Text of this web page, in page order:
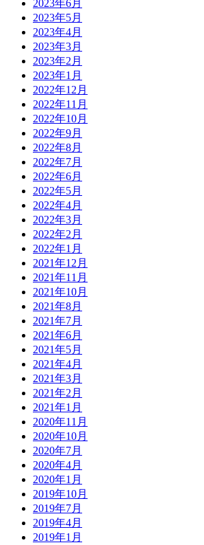
2023年6月
2023年5月
2023年4月
2023年3月
2023年2月
2023年1月
2022年12月
2022年11月
2022年10月
2022年9月
2022年8月
2022年7月
2022年6月
2022年5月
2022年4月
2022年3月
2022年2月
2022年1月
2021年12月
2021年11月
2021年10月
2021年8月
2021年7月
2021年6月
2021年5月
2021年4月
2021年3月
2021年2月
2021年1月
2020年11月
2020年10月
2020年7月
2020年4月
2020年1月
2019年10月
2019年7月
2019年4月
2019年1月